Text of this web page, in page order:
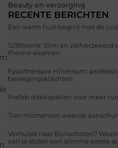
Beauty en verzorging
RECENTE BERICHTEN
Een warm huis begint met de
123theorie: Slim en zelfverzekerd
theorie-examen
Fysiotherapie Hilversum:
bewegingsklachten
Prefab dakkapellen voor meer
Tien momenten waarop
Verhuisd naar Bunschoten?
van je sloten een slimme eerste